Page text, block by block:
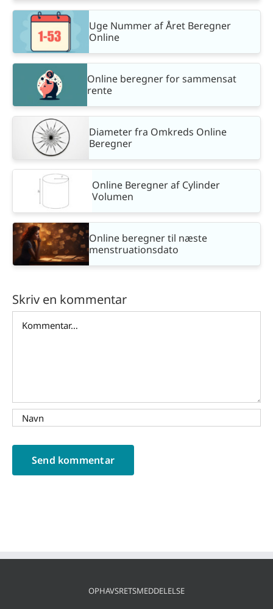
Uge Nummer af Året Beregner
Online
Online beregner for sammensat
rente
Diameter fra Omkreds Online
Beregner
Online Beregner af Cylinder
Volumen
Online beregner til næste
menstruationsdato
Skriv en kommentar
OPHAVSRETSMEDDELELSE